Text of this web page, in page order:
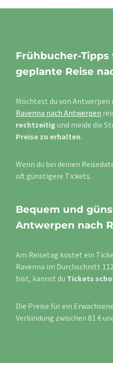
Frühbucher-Tipps
geplante Reise
Möchtest du von Antwerpen
Ravenna nach Antwerpen
rechtzeitig und meide die
Preise zu erhalten.
Wenn du bei deinen
oft günstigere Tickets.
Bequem und
Antwerpen nach
Am Reisetag kostet ein
Ravenna im Durchschnitt
bist, kannst du Tickets
Die Preise für ein
Verbindung zwischen 81 €